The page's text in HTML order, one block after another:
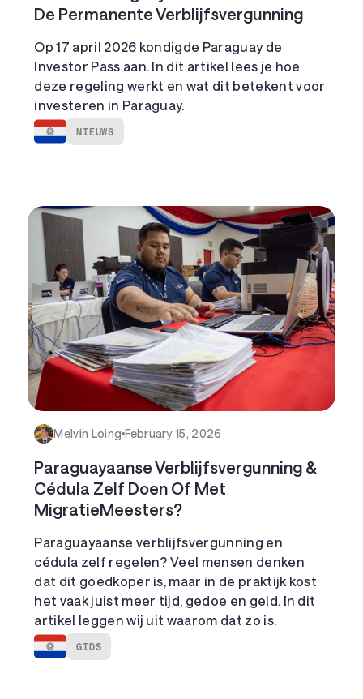
De Permanente Verblijfsvergunning
Op 17 april 2026 kondigde Paraguay de
Investor Pass aan. In dit artikel lees je hoe
deze regeling werkt en wat dit betekent voor
investeren in Paraguay.
NIEUWS
Melvin Loing February 15, 2026
Paraguayaanse Verblijfsvergunning &
Cédula Zelf Doen Of Met
MigratieMeesters?
Paraguayaanse verblijfsvergunning en
cédula zelf regelen? Veel mensen denken
dat dit goedkoper is, maar in de praktijk kost
het vaak juist meer tijd, gedoe en geld. In dit
artikel leggen wij uit waarom dat zo is.
GIDS